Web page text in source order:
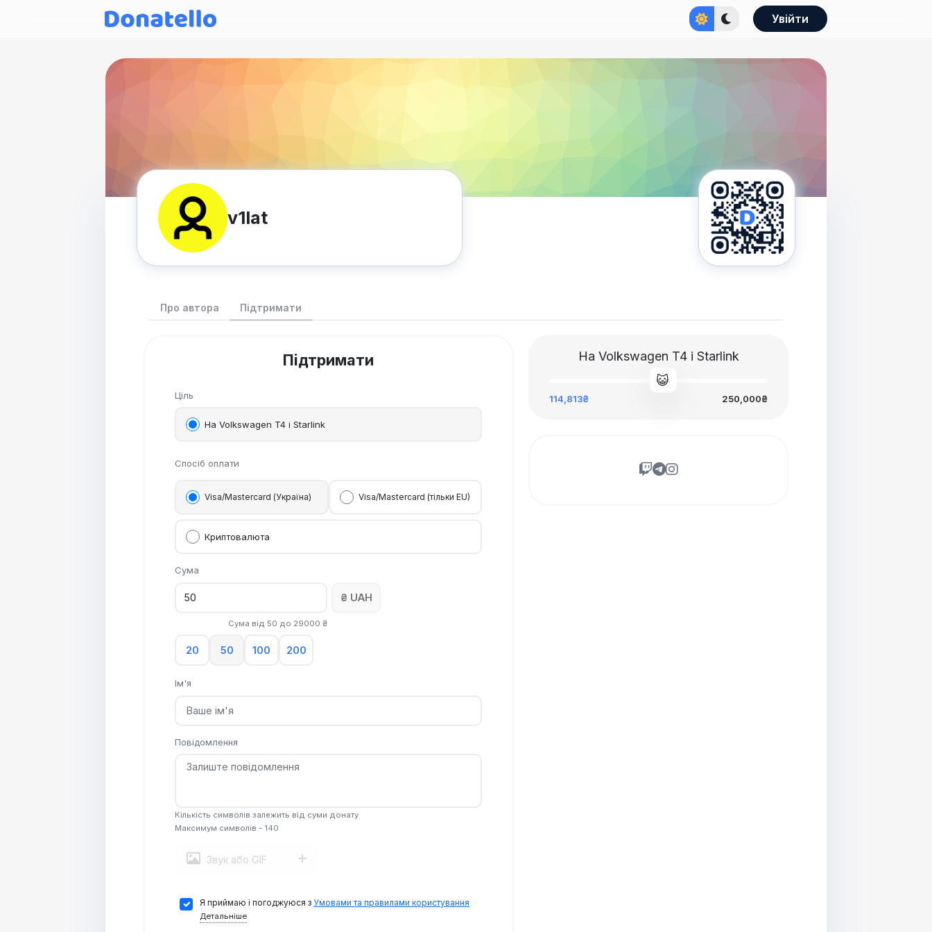
Увійти
v1lat
Про автора Підтримати
Підтримати
Ціль
На Volkswagen T4 і Starlink
Спосіб оплати
Visa/Mastercard (Україна) Visa/Mastercard (тільки EU)
Криптовалюта
Сума
Сума від 50 до 29000 ₴
₴ UAH
20 50 100 200
Ім'я
Повідомлення
Кількість символів залежить від суми донату
Максимум символів - 140
Звук або GIF
Я приймаю і погоджуюся з Умовами та правилами користування
Детальніше
На Volkswagen T4 і Starlink
😺
114,813₴ 250,000₴